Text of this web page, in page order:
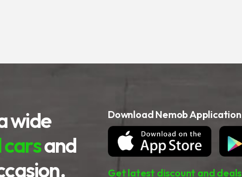
wide
and
Download Nemob Application
Get latest discount and deals